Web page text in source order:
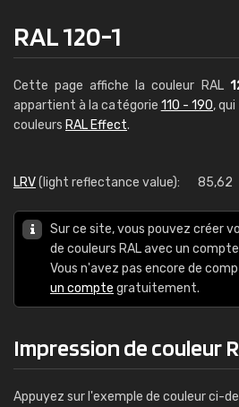
RAL 120-1
Cette page affiche la couleur RAL
appartient à la catégorie 110 - 190,
couleurs RAL Effect.
LRV(light reflectance value): 85,62
Sur ce site, vous pouvez créer
de couleurs RAL avec un
Vous n'avez pas encore de
un compte gratuitement.
Impression de couleur
Appuyez sur l'exemple de couleur ci-